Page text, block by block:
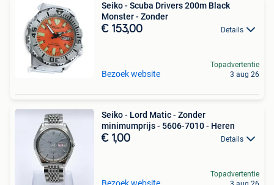
Seiko - Scuba Drivers 200m Black
Monster - Zonder
€ 153,00 Details
Bezoek website
Topadvertentie
3 aug 26
Seiko - Lord Matic - Zonder
minimumprijs - 5606-7010 - Heren
€ 1,00 Details
Topadvertentie